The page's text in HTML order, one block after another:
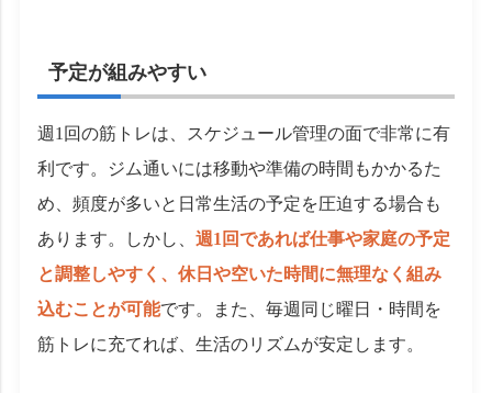
予定が組みやすい
週1回の筋トレは、スケジュール管理の面で非常に有
利です。ジム通いには移動や準備の時間もかかるた
め、頻度が多いと日常生活の予定を圧迫する場合も
あります。しかし、週1回であれば仕事や家庭の予定
と調整しやすく、休日や空いた時間に無理なく組み
込むことが可能です。また、毎週同じ曜日・時間を
筋トレに充てれば、生活のリズムが安定します。